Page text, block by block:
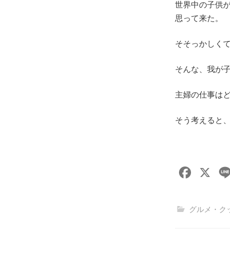
世界中の子供
思って来た。
そそっかしく
そんな、我が
主婦の仕事は
そう考えると
F
c
X
グルメ・ク